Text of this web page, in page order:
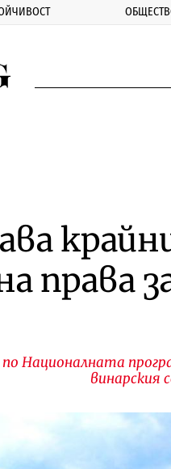
права
Националната
винарския